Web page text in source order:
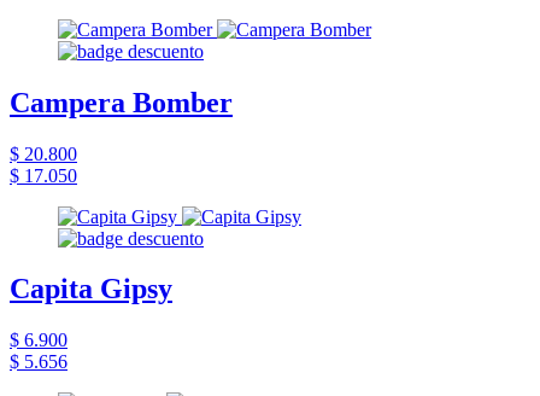
Campera Bomber
$ 20.800
$ 17.050
Capita Gipsy
$ 6.900
$ 5.656